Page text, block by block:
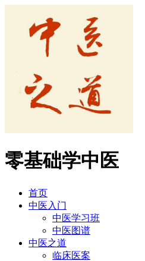
零基础学中医
首页
中医入门
中医学习班
中医图谱
中医之道
临床医案